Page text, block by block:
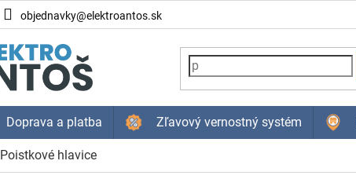
objednavky@elektroantos.sk
Doprava a platba Zľavový vernostný systém
Poistkové hlavice